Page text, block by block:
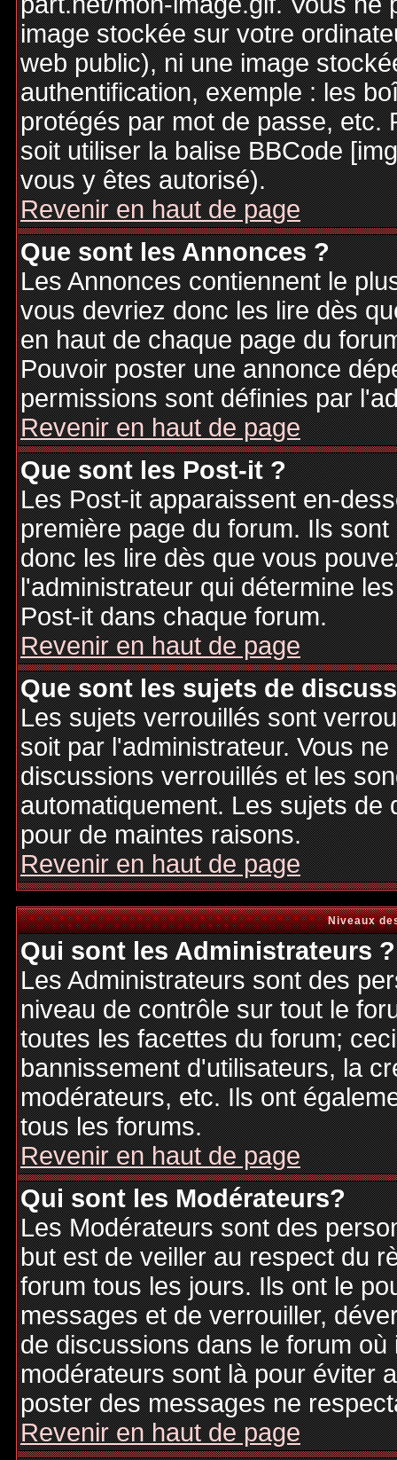
image stockée sur votre
web public), ni une image
authentification, exemple : les
protégés par mot de passe, etc.
soit utiliser la balise BBCode
vous y êtes autorisé).
Revenir en haut de page
Que sont les Annonces ?
Les Annonces contiennent le
vous devriez donc les lire dès
en haut de chaque page du
Pouvoir poster une annonce
permissions sont définies par
Revenir en haut de page
Que sont les Post-it ?
Les Post-it apparaissent en-
première page du forum. Ils
donc les lire dès que vous
l'administrateur qui détermine
Post-it dans chaque forum.
Revenir en haut de page
Que sont les sujets de
Les sujets verrouillés sont
soit par l'administrateur. Vous
discussions verrouillés et les
automatiquement. Les sujets
pour de maintes raisons.
Revenir en haut de page
Niveaux
Qui sont les Administrateurs ?
Les Administrateurs sont des
niveau de contrôle sur tout le
toutes les facettes du forum;
bannissement d'utilisateurs, la
modérateurs, etc. Ils ont
tous les forums.
Revenir en haut de page
Qui sont les Modérateurs?
Les Modérateurs sont des
but est de veiller au respect du
forum tous les jours. Ils ont le
messages et de verrouiller,
de discussions dans le forum
modérateurs sont là pour éviter
poster des messages ne
Revenir en haut de page